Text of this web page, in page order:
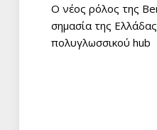
Ο νέος ρόλος της
σημασία της
πολυγλωσσικού hub